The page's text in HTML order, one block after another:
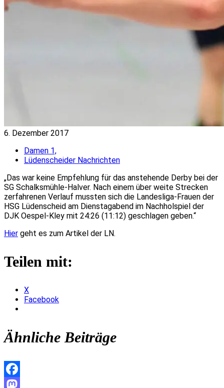
6. Dezember 2017
Damen 1,
Lüdenscheider Nachrichten
„Das war keine Empfehlung für das anstehende Derby bei der
SG Schalksmühle-Halver. Nach einem über weite Strecken
zerfahrenen Verlauf mussten sich die Landesliga-Frauen der
HSG Lüdenscheid am Dienstagabend im Nachholspiel der
DJK Oespel-Kley mit 24:26 (11:12) geschlagen geben.“
Hier geht es zum Artikel der LN.
Teilen mit:
X
Facebook
Ähnliche Beiträge
Facebook